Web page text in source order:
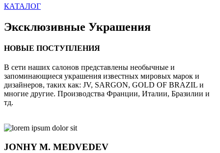
КАТАЛОГ
Эксклюзивные Украшения
НОВЫЕ ПОСТУПЛЕНИЯ
В сети наших салонов представлены необычные и
запоминающиеся украшения известных мировых марок и
дизайнеров, таких как: JV, SARGON, GOLD OF BRAZIL и
многие другие. Производства Франции, Италии, Бразилии и
тд.
JONHYM. MEDVEDEV